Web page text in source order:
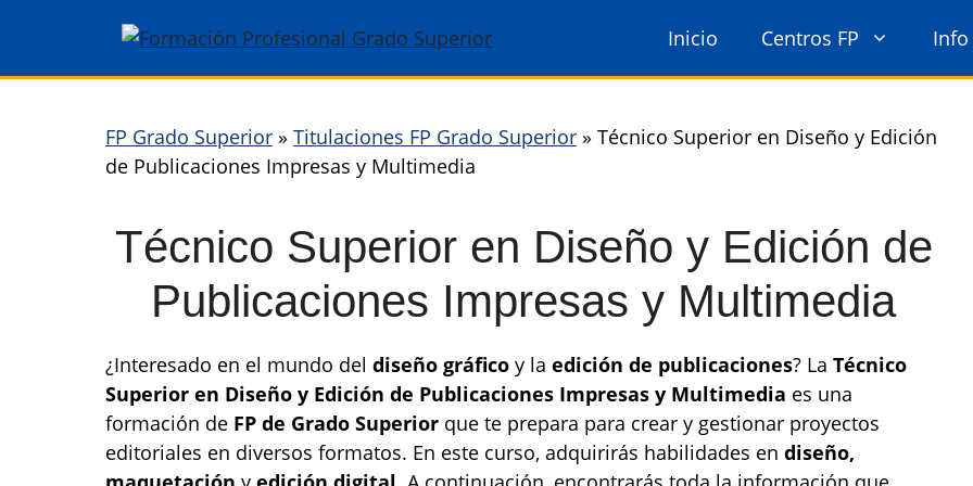
contenido
Inicio Centros FP Info
FP Grado Superior » Titulaciones FP Grado Superior » Técnico Superior en Diseño y Edición
de Publicaciones Impresas y Multimedia
Técnico Superior en Diseño y Edición de
Publicaciones Impresas y Multimedia
¿Interesado en el mundo del diseño gráfico y la edición de publicaciones? La Técnico
Superior en Diseño y Edición de Publicaciones Impresas y Multimedia es una
formación de FP de Grado Superior que te prepara para crear y gestionar proyectos
editoriales en diversos formatos. En este curso, adquirirás habilidades en diseño,